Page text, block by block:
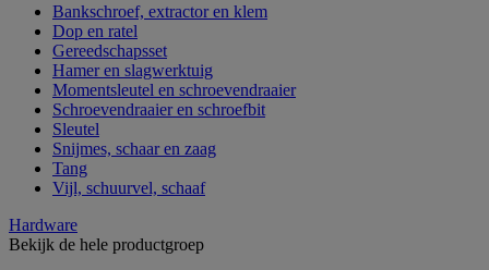
Bankschroef, extractor en klem
Dop en ratel
Gereedschapsset
Hamer en slagwerktuig
Momentsleutel en schroevendraaier
Schroevendraaier en schroefbit
Sleutel
Snijmes, schaar en zaag
Tang
Vijl, schuurvel, schaaf
Hardware
Bekijk de hele productgroep